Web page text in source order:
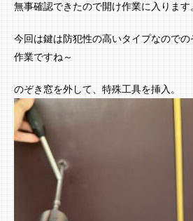
無事確認できたので開け作業に入ります
今回は鍵は防犯性の高いタイプなので
作業ですね～
のぞき窓を外して、特殊工具を挿入。